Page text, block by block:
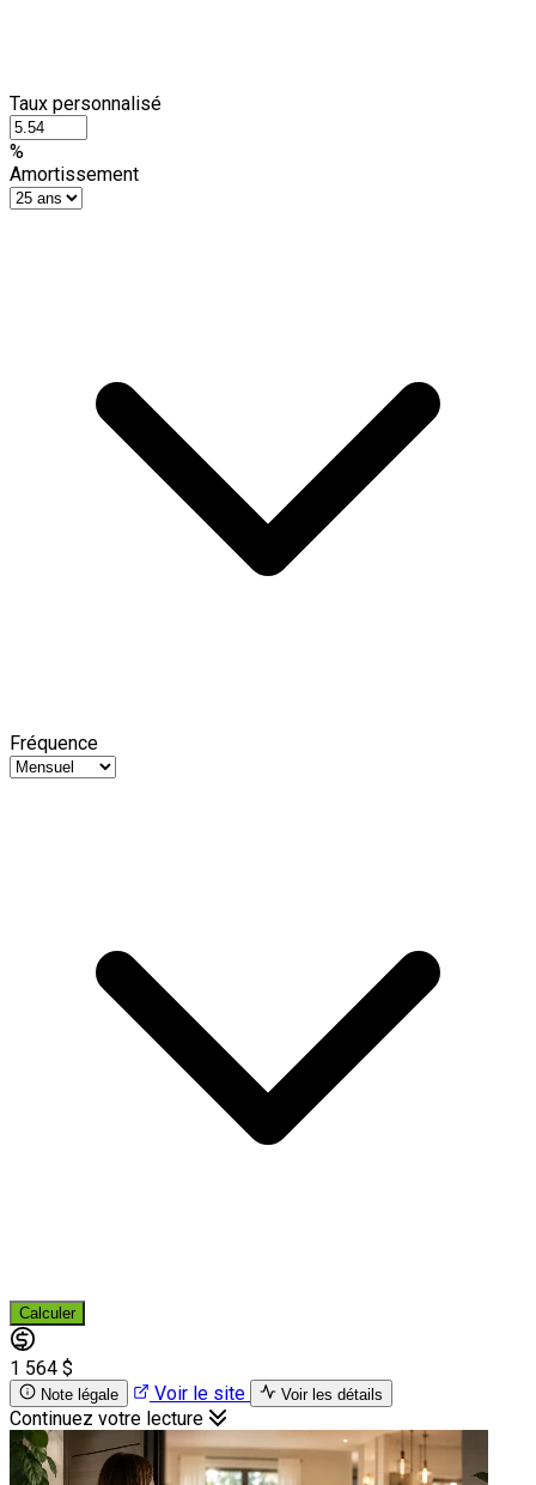
Taux personnalisé
%
Amortissement
Fréquence
Calculer
1 564 $
Note légale Voir le site Voir les détails
Continuez votre lecture